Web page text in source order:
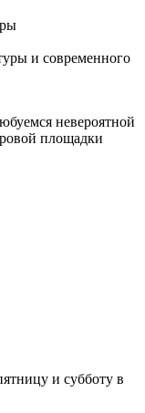
и современного
невероятной
площадки
и субботу в